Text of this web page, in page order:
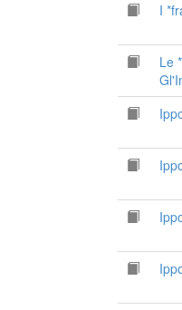
I
Le